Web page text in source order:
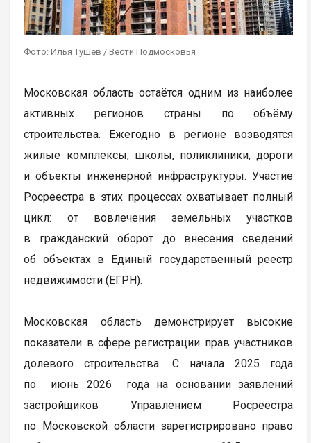
Фото: Илья Тушев / Вести Подмосковья
Московская область остаётся одним из наиболее
активных регионов страны по объёму
строительства. Ежегодно в регионе возводятся
жилые комплексы, школы, поликлиники, дороги
и объекты инженерной инфраструктуры. Участие
Росреестра в этих процессах охватывает полный
цикл: от вовлечения земельных участков
в гражданский оборот до внесения сведений
об объектах в Единый государственный реестр
недвижимости (ЕГРН).
Московская область демонстрирует высокие
показатели в сфере регистрации прав участников
долевого строительства. С начала 2025 года
по июнь 2026 года на основании заявлений
застройщиков Управлением Росреестра
по Московской области зарегистрировано право